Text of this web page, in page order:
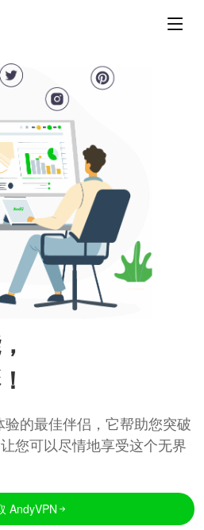
的最佳伴侣，它帮助您突破
您可以尽情地享受这个无界
AndyVPN